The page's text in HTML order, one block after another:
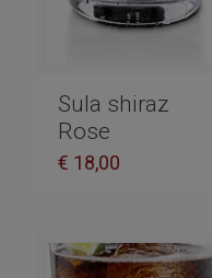
Sula shiraz
Rose
€ 18,00